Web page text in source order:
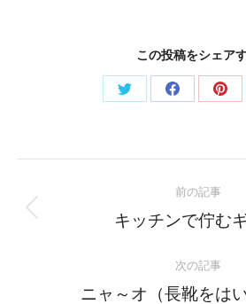
この投稿をシェア
Share
Share
navigation
前の記事
キッチンで佇む
次の記事
Next
ニャ～オ（長靴をは